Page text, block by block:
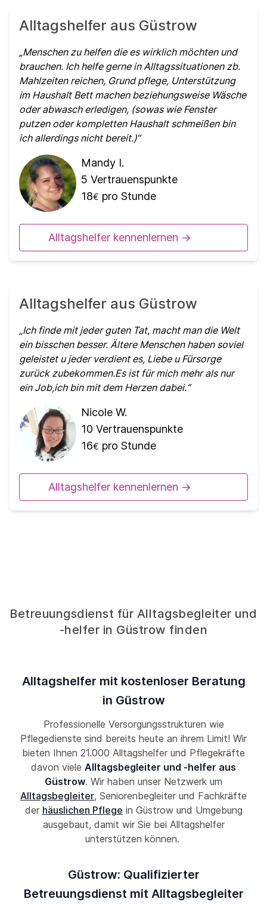
Alltagshelfer aus Güstrow
Menschen zu helfen die es wirklich möchten und
brauchen. Ich helfe gerne in Alltagssituationen zb.
Mahlzeiten reichen, Grund pflege, Unterstützung
im Haushalt Bett machen beziehungsweise Wäsche
oder abwasch erledigen, (sowas wie Fenster
putzen oder kompletten Haushalt schmeißen bin
ich allerdings nicht bereit.)
Mandy I.
5 Vertrauenspunkte
18€ pro Stunde
Alltagshelfer kennenlernen ->
Alltagshelfer aus Güstrow
Ich finde mit jeder guten Tat, macht man die Welt
ein bisschen besser. Ältere Menschen haben soviel
geleistet u jeder verdient es, Liebe u Fürsorge
zurück zubekommen.Es ist für mich mehr als nur
ein Job,ich bin mit dem Herzen dabei.
Nicole W.
10 Vertrauenspunkte
16€ pro Stunde
Alltagshelfer kennenlernen ->
Betreuungsdienst für Alltagsbegleiter und
-helfer in Güstrow finden
Alltagshelfer mit kostenloser Beratung
in Güstrow
Professionelle Versorgungsstrukturen wie
Pflegedienste sind bereits heute an ihrem Limit! Wir
bieten Ihnen 21.000 Alltagshelfer und Pflegekräfte
davon viele Alltagsbegleiter und -helfer aus
Güstrow. Wir haben unser Netzwerk um
Alltagsbegleiter, Seniorenbegleiter und Fachkräfte
der häuslichen Pflege in Güstrow und Umgebung
ausgebaut, damit wir Sie bei Alltagshelfer
unterstützen können.
Güstrow: Qualifizierter
Betreuungsdienst mit Alltagsbegleiter